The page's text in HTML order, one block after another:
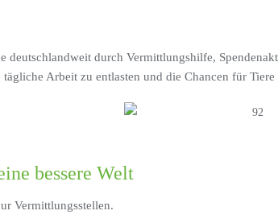
deutschlandweit durch Vermittlungshilfe,
Arbeit zu entlasten und die Chancen für
bessere Welt
Vermittlungsstellen.